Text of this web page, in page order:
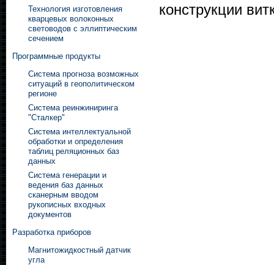
конструкции
Технология изготовления
кварцевых волоконных
световодов с эллиптическим
сечением
Программные продукты
Система прогноза возможных
ситуаций в геополитическом
регионе
Система реинжиниринга
"Сталкер"
Система интеллектуальной
обработки и определения
таблиц реляционных баз
данных
Система генерации и
ведения баз данных
сканерным вводом
рукописных входных
документов
Разработка приборов
Магнитожидкостный датчик
угла